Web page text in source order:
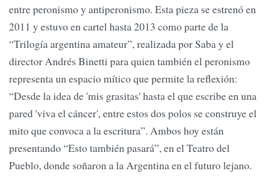
entre peronismo y antiperonismo. Esta pieza se estrenó en
2011 y estuvo en cartel hasta 2013 como parte de la
“Trilogía argentina amateur”, realizada por Saba y el
director Andrés Binetti para quien también el peronismo
representa un espacio mítico que permite la reflexión:
“Desde la idea de 'mis grasitas' hasta el que escribe en una
pared 'viva el cáncer', entre estos dos polos se construye el
mito que convoca a la escritura”. Ambos hoy están
presentando “Esto también pasará”, en el Teatro del
Pueblo, donde soñaron a la Argentina en el futuro lejano.